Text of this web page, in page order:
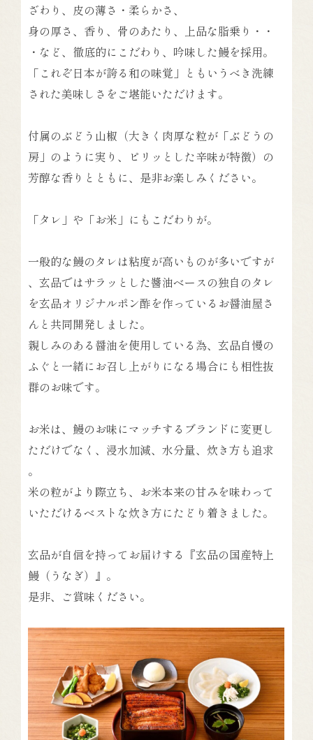
ざわり、皮の薄さ・柔らかさ、
身の厚さ、香り、骨のあたり、上品な脂乗り・・
・など、徹底的にこだわり、吟味した鰻を採用。
「これぞ日本が誇る和の味覚」ともいうべき洗練
された美味しさをご堪能いただけます。
付属のぶどう山椒（大きく肉厚な粒が「ぶどうの
房」のように実り、ピリッとした辛味が特徴）の
芳醇な香りとともに、是非お楽しみください。
「タレ」や「お米」にもこだわりが。
一般的な鰻のタレは粘度が高いものが多いですが
、玄品ではサラッとした醬油ベースの独自のタレ
を玄品オリジナルポン酢を作っているお醤油屋さ
んと共同開発しました。
親しみのある醤油を使用している為、玄品自慢の
ふぐと一緒にお召し上がりになる場合にも相性抜
群のお味です。
お米は、鰻のお味にマッチするブランドに変更し
ただけでなく、浸水加減、水分量、炊き方も追求
。
米の粒がより際立ち、お米本来の甘みを味わって
いただけるベストな炊き方にたどり着きました。
玄品が自信を持ってお届けする『玄品の国産特上
鰻（うなぎ）』。
是非、ご賞味ください。